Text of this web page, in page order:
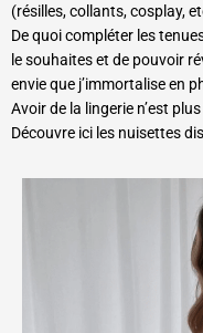
(résilles, collants, cosplay,
De quoi compléter les
le souhaites et de pouvoir
envie que j’immortalise en
Avoir de la lingerie n’est
Découvre ici les nuisettes